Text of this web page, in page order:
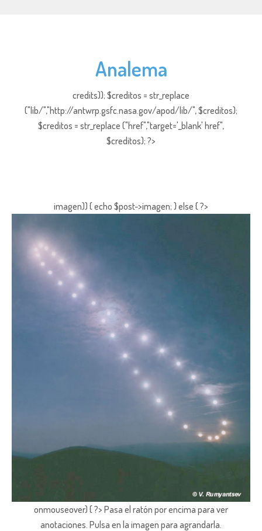
Analema
credits)); $creditos = str_replace
("lib/","http://antwrp.gsfc.nasa.gov/apod/lib/", $creditos);
$creditos = str_replace ("href","target='_blank' href",
$creditos); ?>
imagen)) { echo $post->imagen; } else { ?>
onmouseover) { ?> Pasa el ratón por encima para ver
anotaciones. Pulsa en la imagen para agrandarla.